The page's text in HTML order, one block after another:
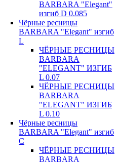
BARBARA "Elegant"
изгиб D 0.085
Чёрные ресницы
BARBARA "Elegant" изгиб
L
ЧЁРНЫЕ РЕСНИЦЫ
BARBARA
"ELEGANT" ИЗГИБ
L 0.07
ЧЁРНЫЕ РЕСНИЦЫ
BARBARA
"ELEGANT" ИЗГИБ
L 0.10
Чёрные ресницы
BARBARA "Elegant" изгиб
С
ЧЁРНЫЕ РЕСНИЦЫ
BARBARA